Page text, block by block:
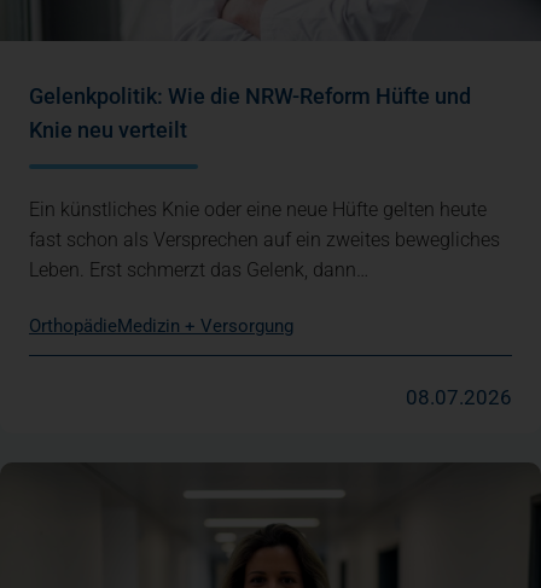
Gelenkpolitik: Wie die NRW-Reform Hüfte und
Knie neu verteilt
Ein künstliches Knie oder eine neue Hüfte gelten heute
fast schon als Versprechen auf ein zweites bewegliches
Leben. Erst schmerzt das Gelenk, dann…
OrthopädieMedizin + Versorgung
08.07.2026